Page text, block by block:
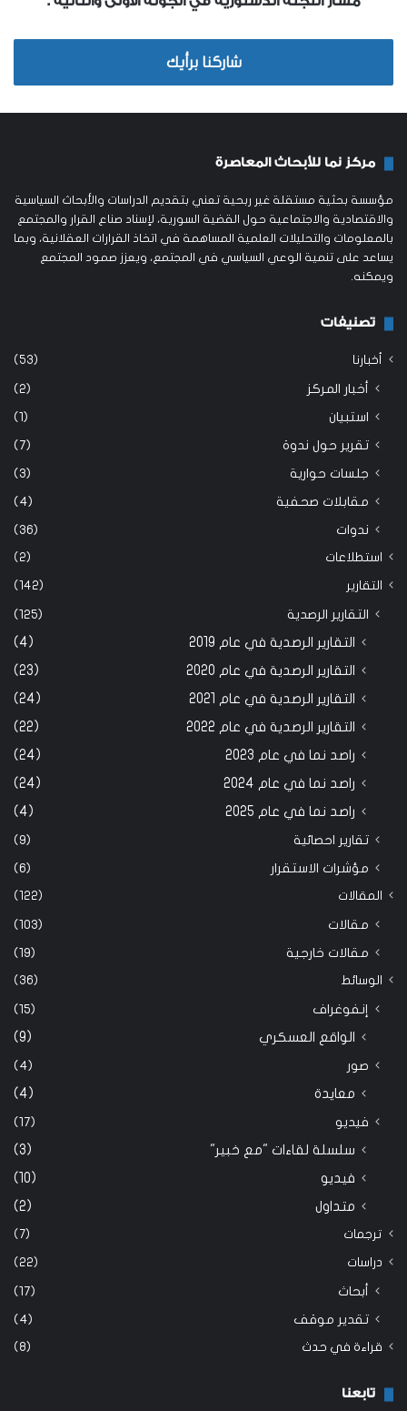
شاركنا برأيك
مركز نما للأبحاث المعاصرة
مؤسسة بحثية مستقلة غير ربحية تعني بتقديم الدراسات والأبحاث السياسية
والاقتصادية والاجتماعية حول القضية السورية، لإسناد صناع القرار والمجتمع
بالمعلومات والتحليلات العلمية المساهمة في اتخاذ القرارات العقلانية، وبما
يساعد على تنمية الوعي السياسي في المجتمع، ويعزز صمود المجتمع
ويمكنه.
تصنيفات
أخبارنا (53)
أخبار المركز (2)
استبيان (1)
تقرير حول ندوة (7)
جلسات حوارية (3)
مقابلات صحفية (4)
ندوات (36)
استطلاعات (2)
التقارير (142)
التقارير الرصدية (125)
التقارير الرصدية في عام 2019
(4)
التقارير الرصدية في عام 2020
(23)
التقارير الرصدية في عام 2021
(24)
التقارير الرصدية في عام 2022
(22)
راصد نما في عام 2023
(24)
راصد نما في عام 2024
(24)
راصد نما في عام 2025
(4)
تقارير احصائية (9)
مؤشرات الاستقرار (6)
المقالات (122)
مقالات (103)
مقالات خارجية (19)
الوسائط (36)
إنفوغراف (15)
الواقع العسكري (9)
صور (4)
معايدة (4)
فيديو (17)
سلسلة لقاءات "مع خبير"
(3)
فيديو
(10)
متداول
(2)
ترجمات (7)
دراسات (22)
أبحاث (17)
تقدير موقف (4)
قراءة في حدث (8)
تابعنا